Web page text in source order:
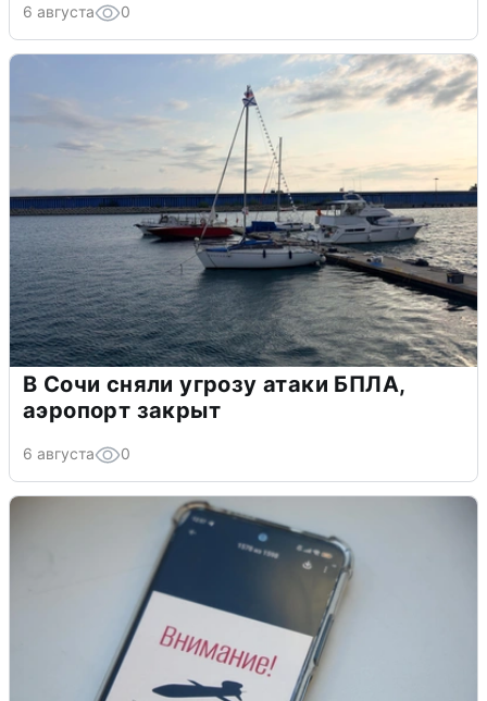
6 августа 0
В Сочи сняли угрозу атаки БПЛА,
аэропорт закрыт
6 августа 0